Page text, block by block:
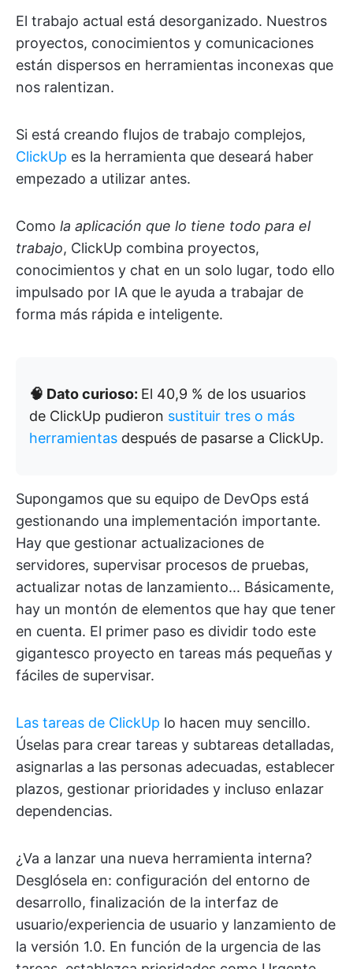
El trabajo actual está desorganizado. Nuestros
proyectos, conocimientos y comunicaciones
están dispersos en herramientas inconexas que
nos ralentizan.
Si está creando flujos de trabajo complejos,
ClickUp es la herramienta que deseará haber
empezado a utilizar antes.
Como la aplicación que lo tiene todo para el
trabajo, ClickUp combina proyectos,
conocimientos y chat en un solo lugar, todo ello
impulsado por IA que le ayuda a trabajar de
forma más rápida e inteligente.
🧠 Dato curioso: El 40,9 % de los usuarios
de ClickUp pudieron sustituir tres o más
herramientas después de pasarse a ClickUp.
Supongamos que su equipo de DevOps está
gestionando una implementación importante.
Hay que gestionar actualizaciones de
servidores, supervisar procesos de pruebas,
actualizar notas de lanzamiento... Básicamente,
hay un montón de elementos que hay que tener
en cuenta. El primer paso es dividir todo este
gigantesco proyecto en tareas más pequeñas y
fáciles de supervisar.
Las tareas de ClickUp lo hacen muy sencillo.
Úselas para crear tareas y subtareas detalladas,
asignarlas a las personas adecuadas, establecer
plazos, gestionar prioridades y incluso enlazar
dependencias.
¿Va a lanzar una nueva herramienta interna?
Desglósela en: configuración del entorno de
desarrollo, finalización de la interfaz de
usuario/experiencia de usuario y lanzamiento de
la versión 1.0. En función de la urgencia de las